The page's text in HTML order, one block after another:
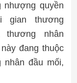
nhượng quyền
gian thương
nhân
đang thuộc
nhân đầu mối,